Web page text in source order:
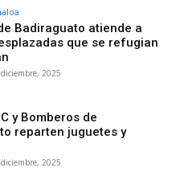
Badiraguato atiende a
que se refugian
2025
y Bomberos de
reparten juguetes y
2025